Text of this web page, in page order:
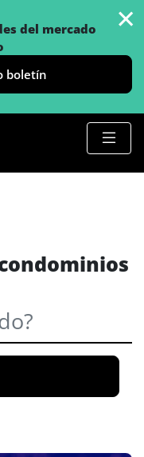
del mercado
boletín
×